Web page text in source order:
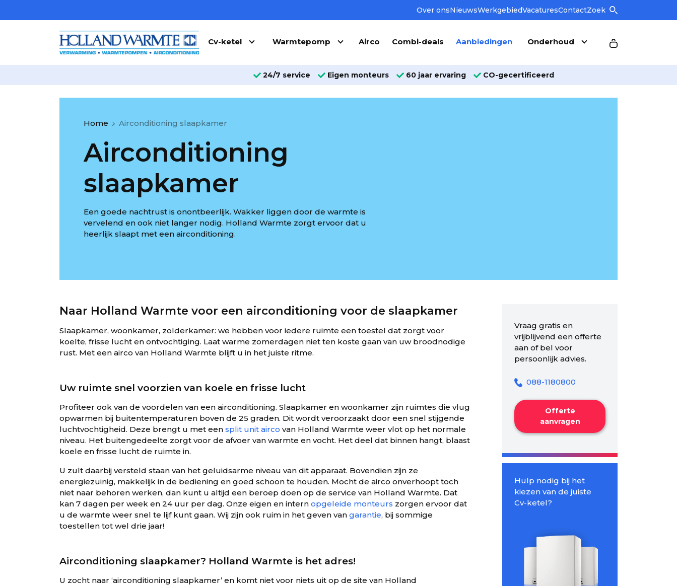
Over onsNieuwsWerkgebiedVacaturesContactZoek
Cv-ketel Warmtepomp Airco Combi-deals Aanbiedingen Onderhoud
24/7 service Eigen monteurs 60 jaar ervaring CO-gecertificeerd
Home Airconditioning slaapkamer
Airconditioning
slaapkamer
Een goede nachtrust is onontbeerlijk. Wakker liggen door de warmte is
vervelend en ook niet langer nodig. Holland Warmte zorgt ervoor dat u
heerlijk slaapt met een airconditioning.
Naar Holland Warmte voor een airconditioning voor de slaapkamer
Slaapkamer, woonkamer, zolderkamer: we hebben voor iedere ruimte een toestel dat zorgt voor
koelte, frisse lucht en ontvochtiging. Laat warme zomerdagen niet ten koste gaan van uw broodnodige
rust. Met een airco van Holland Warmte blijft u in het juiste ritme.
Uw ruimte snel voorzien van koele en frisse lucht
Profiteer ook van de voordelen van een airconditioning. Slaapkamer en woonkamer zijn ruimtes die vlug
opwarmen bij buitentemperaturen boven de 25 graden. Dit wordt veroorzaakt door een snel stijgende
luchtvochtigheid. Deze brengt u met een split unit airco van Holland Warmte weer vlot op het normale
niveau. Het buitengedeelte zorgt voor de afvoer van warmte en vocht. Het deel dat binnen hangt, blaast
koele en frisse lucht de ruimte in.
U zult daarbij versteld staan van het geluidsarme niveau van dit apparaat. Bovendien zijn ze
energiezuinig, makkelijk in de bediening en goed schoon te houden. Mocht de airco onverhoopt toch
niet naar behoren werken, dan kunt u altijd een beroep doen op de service van Holland Warmte. Dat
kan 7 dagen per week en 24 uur per dag. Onze eigen en intern opgeleide monteurs zorgen ervoor dat
u de warmte weer snel te lijf kunt gaan. Wij zijn ook ruim in het geven van garantie, bij sommige
toestellen tot wel drie jaar!
Airconditioning slaapkamer? Holland Warmte is het adres!
U zocht naar ‘airconditioning slaapkamer’ en komt niet voor niets uit op de site van Holland
Vraag gratis en
vrijblijvend een offerte
aan of bel voor
persoonlijk advies.
088-1180800
Offerte
aanvragen
Hulp nodig bij het
kiezen van de juiste
Cv-ketel?